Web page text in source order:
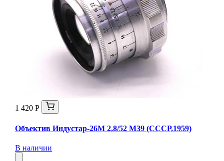
1 420 Р
Объектив Индустар-26М 2,8/52 М39 (СССР,1959)
В наличии